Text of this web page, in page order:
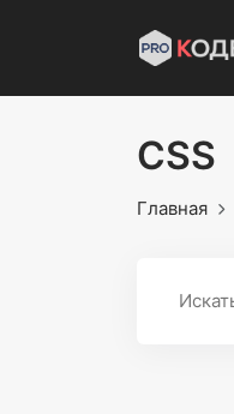
CSS
Главная